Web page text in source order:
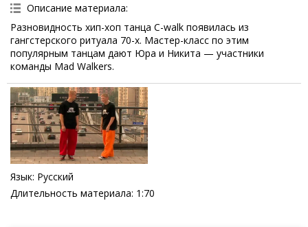
Описание материала:
Разновидность хип-хоп танца C-walk появилась из
гангстерского ритуала 70-х. Мастер-класс по этим
популярным танцам дают Юра и Никита — участники
команды Mad Walkers.
Язык: Русский
Длительность материала: 1:70